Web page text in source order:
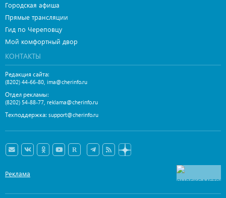
Городская афиша
Прямые трансляции
Гид по Череповцу
Мой комфортный двор
КОНТАКТЫ
Редакция сайта:
(8202) 44-66-80, ima@cherinfo.ru
Отдел рекламы:
(8202) 54-88-77, reklama@cherinfo.ru
Техподдержка: support@cherinfo.ru
Реклама